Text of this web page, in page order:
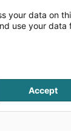
your data on
use your data
Accept